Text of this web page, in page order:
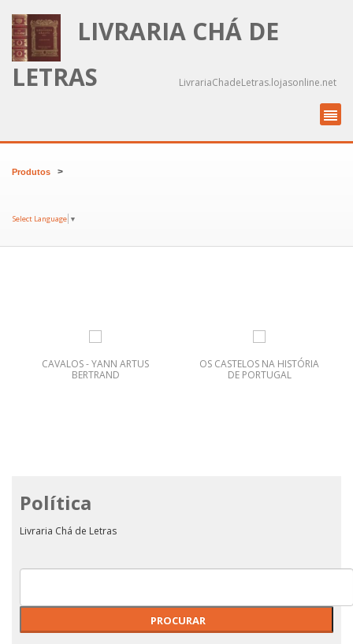
LIVRARIA CHÁ DE
LETRAS
LivrariaChadeLetras.lojasonline.net
Produtos >
Select Language ▼
CAVALOS - YANN ARTUS
BERTRAND
OS CASTELOS NA HISTÓRIA
DE PORTUGAL
Política
Livraria Chá de Letras